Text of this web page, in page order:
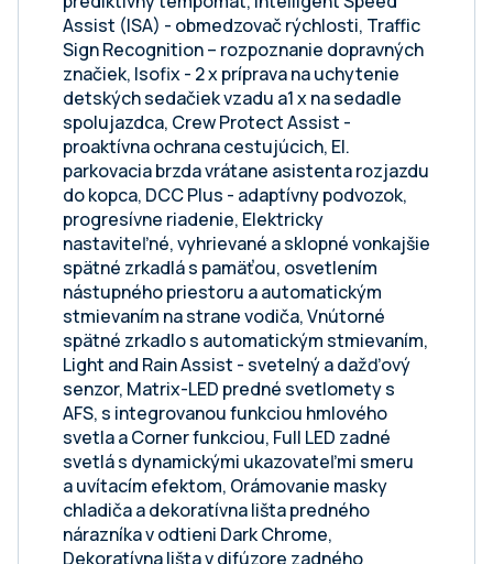
Assist (ISA) - obmedzovač rýchlosti, Traffic
Sign Recognition – rozpoznanie dopravných
značiek, Isofix - 2 x príprava na uchytenie
detských sedačiek vzadu a1 x na sedadle
spolujazdca, Crew Protect Assist -
proaktívna ochrana cestujúcich, El.
parkovacia brzda vrátane asistenta rozjazdu
do kopca, DCC Plus - adaptívny podvozok,
progresívne riadenie, Elektricky
nastaviteľné, vyhrievané a sklopné vonkajšie
spätné zrkadlá s pamäťou, osvetlením
nástupného priestoru a automatickým
stmievaním na strane vodiča, Vnútorné
spätné zrkadlo s automatickým stmievaním,
Light and Rain Assist - svetelný a dažďový
senzor, Matrix-LED predné svetlomety s
AFS, s integrovanou funkciou hmlového
svetla a Corner funkciou, Full LED zadné
svetlá s dynamickými ukazovateľmi smeru
a uvítacím efektom, Orámovanie masky
chladiča a dekoratívna lišta predného
nárazníka v odtieni Dark Chrome,
Dekoratívna lišta v difúzore zadného